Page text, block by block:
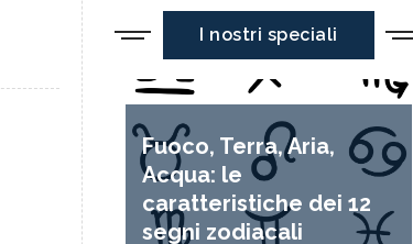
I nostri speciali
Fuoco, Terra, Aria,
Acqua: le
caratteristiche dei 12
segni zodiacali